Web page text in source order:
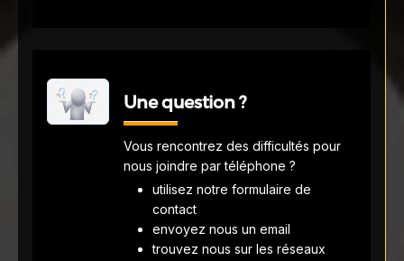
Une question ?
Vous rencontrez des difficultés pour
nous joindre par téléphone ?
utilisez notre formulaire de
contact
envoyez nous un email
trouvez nous sur les réseaux